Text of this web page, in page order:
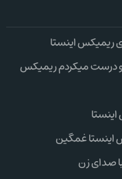
ریمیکس اینستا
درست میکردم ریمیکس
اینستا غمگین
صدای زن